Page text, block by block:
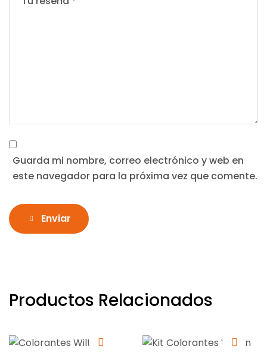
Guarda mi nombre, correo electrónico y web en
este navegador para la próxima vez que comente.
Enviar
Productos Relacionados